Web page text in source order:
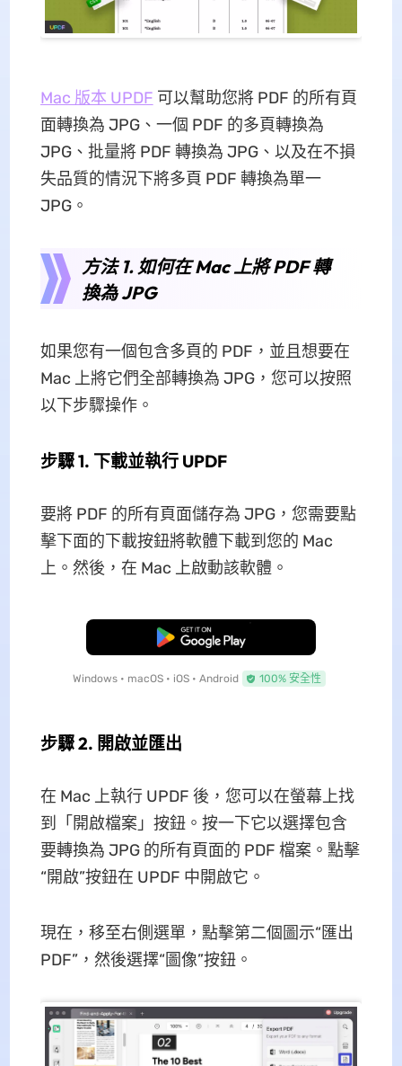
Mac 版本 UPDF 可以幫助您將 PDF 的所有頁
面轉換為 JPG、一個 PDF 的多頁轉換為
JPG、批量將 PDF 轉換為 JPG、以及在不損
失品質的情況下將多頁 PDF 轉換為單一
JPG。
方法 1. 如何在 Mac 上將 PDF 轉
換為 JPG
如果您有一個包含多頁的 PDF，並且想要在
Mac 上將它們全部轉換為 JPG，您可以按照
以下步驟操作。
步驟 1. 下載並執行 UPDF
要將 PDF 的所有頁面儲存為 JPG，您需要點
擊下面的下載按鈕將軟體下載到您的 Mac
上。然後，在 Mac 上啟動該軟體。
免費下載
Windows • macOS • iOS • Android 100% 安全性
步驟 2. 開啟並匯出
在 Mac 上執行 UPDF 後，您可以在螢幕上找
到「開啟檔案」按鈕。按一下它以選擇包含
要轉換為 JPG 的所有頁面的 PDF 檔案。點擊
“開啟”按鈕在 UPDF 中開啟它。
現在，移至右側選單，點擊第二個圖示“匯出
PDF”，然後選擇“圖像”按鈕。